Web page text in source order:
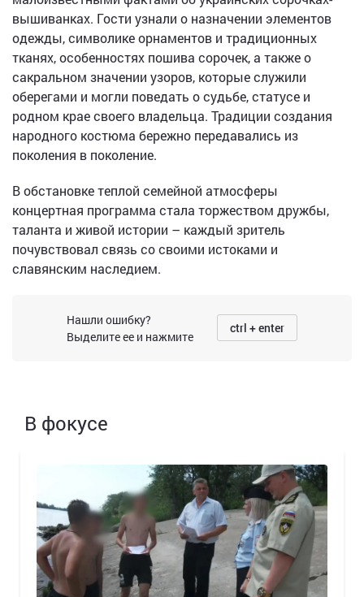
вышиванках. Гости узнали о назначении элементов
одежды, символике орнаментов и традиционных
тканях, особенностях пошива сорочек, а также о
сакральном значении узоров, которые служили
оберегами и могли поведать о судьбе, статусе и
родном крае своего владельца. Традиции создания
народного костюма бережно передавались из
поколения в поколение.
В обстановке теплой семейной атмосферы
концертная программа стала торжеством дружбы,
таланта и живой истории – каждый зритель
почувствовал связь со своими истоками и
славянским наследием.
Нашли ошибку?
Выделите ее и нажмите
ctrl + enter
В фокусе